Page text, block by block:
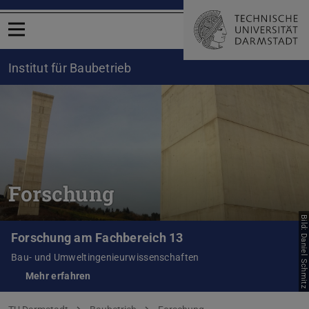
Menü öffnen
Institut für Baubetrieb
Forschung
Forschung am Fachbereich 13
Bau- und Umweltingenieurwissenschaften
Mehr erfahren
Bild: Daniel Schmitz